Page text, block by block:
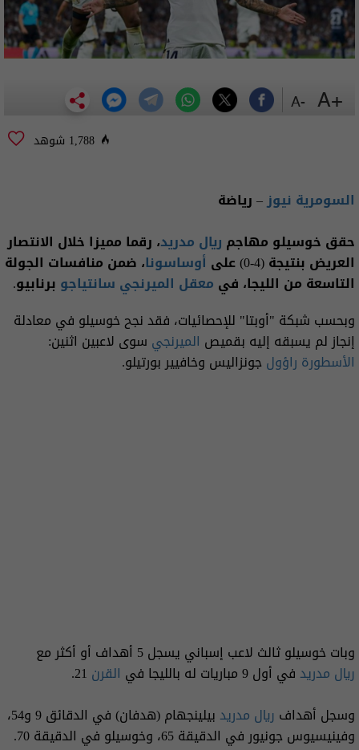
1,788 شوهد
السومرية نيوز– رياضة
حقق خوسيلو مهاجم ريال مدريد، رقما مميزا خلال الانتصار
العريض بنتيجة (4-0) على
أوساسونا، ضمن منافسات الجولة
التاسعة من الليجا، في معقل الميرنجي سانتياجو برنابيو.
وبحسب شبكة "أوبتا" للإحصائيات، فقد نجح خوسيلو في معادلة
إنجاز لم يسبقه إليه بقميص الميرنجي سوى لاعبين اثنين:
الأسطورة راؤولجونزاليس وخافيير بورتيلو.
وبات خوسيلو ثالث لاعب إسباني يسجل 5 أهداف أو أكثر مع
ريال مدريدفي أول 9 مباريات له بالليجا في القرن
وسجل أهداف ريال مدريد
بيلينجهام (هدفان) في الدقائق 9 و54،
وفينيسيوس جونيور في الدقيقة 65، وخوسيلو في الدقيقة 70.
+A
-A